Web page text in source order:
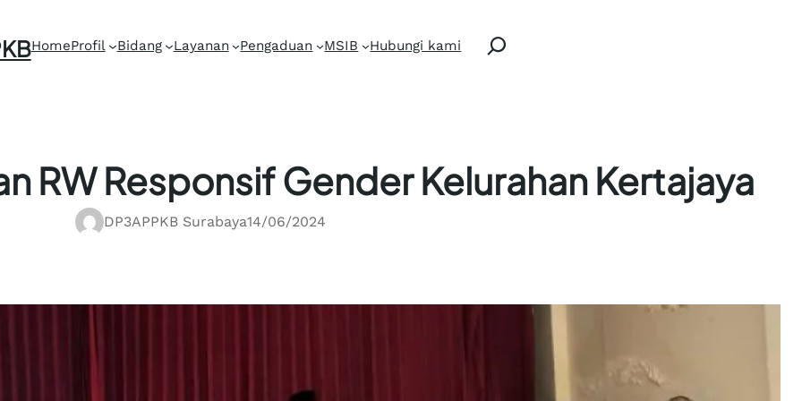
HomeProfil Bidang Layanan Pengaduan MSIB Hubungi kami
RW Responsif Gender Kelurahan Kertajaya
DP3APPKB Surabaya14/06/2024